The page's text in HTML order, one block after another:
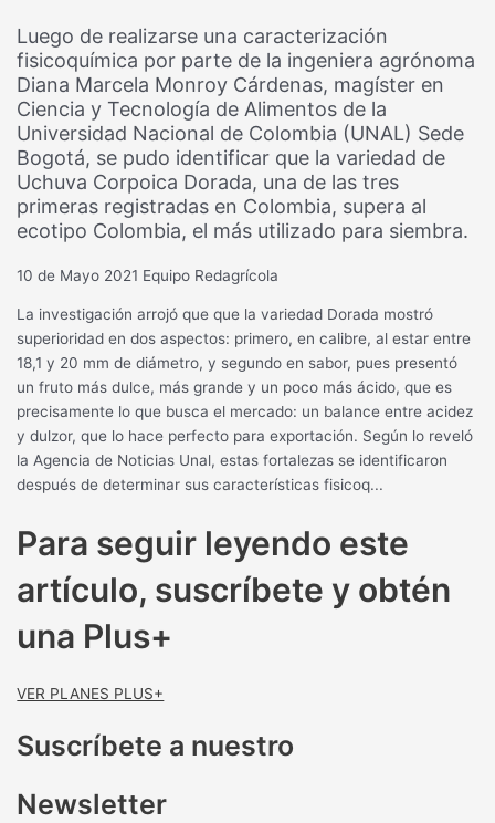
Luego de realizarse una caracterización
fisicoquímica por parte de la ingeniera agrónoma
Diana Marcela Monroy Cárdenas, magíster en
Ciencia y Tecnología de Alimentos de la
Universidad Nacional de Colombia (UNAL) Sede
Bogotá, se pudo identificar que la variedad de
Uchuva Corpoica Dorada, una de las tres
primeras registradas en Colombia, supera al
ecotipo Colombia, el más utilizado para siembra.
10 de Mayo 2021 Equipo Redagrícola
La investigación arrojó que que la variedad Dorada mostró
superioridad en dos aspectos: primero, en calibre, al estar entre
18,1 y 20 mm de diámetro, y segundo en sabor, pues presentó
un fruto más dulce, más grande y un poco más ácido, que es
precisamente lo que busca el mercado: un balance entre acidez
y dulzor, que lo hace perfecto para exportación. Según lo reveló
la Agencia de Noticias Unal, estas fortalezas se identificaron
después de determinar sus características fisicoq...
Para seguir leyendo este
artículo, suscríbete y obtén
una Plus+
VER PLANES PLUS+
Suscríbete a nuestro
Newsletter